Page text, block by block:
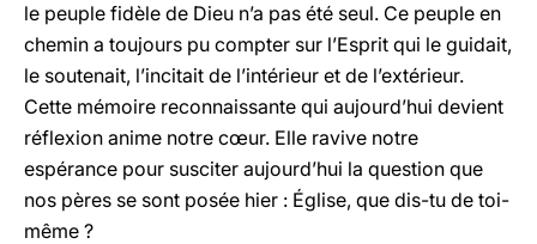
le peuple fidèle de Dieu n’a pas été seul. Ce peuple en
chemin a toujours pu compter sur l’Esprit qui le guidait,
le soutenait, l’incitait de l’intérieur et de l’extérieur.
Cette mémoire reconnaissante qui aujourd’hui devient
réflexion anime notre cœur. Elle ravive notre
espérance pour susciter aujourd’hui la question que
nos pères se sont posée hier : Église, que dis-tu de toi-
même ?